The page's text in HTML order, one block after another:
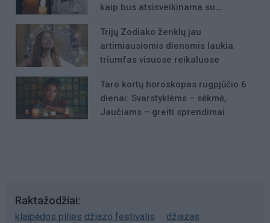
kaip bus atsisveikinama su
Trijų Zodiako ženklų jau
artimiausiomis dienomis laukia
triumfas visuose reikaluose
Taro kortų horoskopas rugpjūčio 6
dienai: Svarstyklėms – sėkmė,
Jaučiams – greiti sprendimai
Raktažodžiai
klaipėdos pilies džiazo festivalis džiazas